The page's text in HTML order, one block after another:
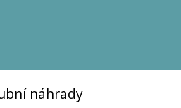
náhrady